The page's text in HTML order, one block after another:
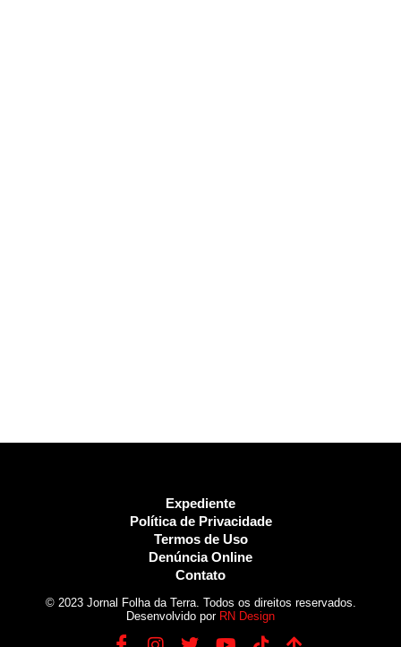
Expediente
Política de Privacidade
Termos de Uso
Denúncia Online
Contato
© 2023 Jornal Folha da Terra. Todos os direitos reservados.
Desenvolvido por RN Design